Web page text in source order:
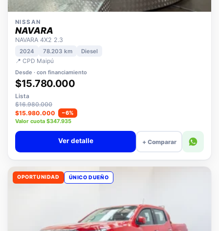
NISSAN
NAVARA
NAVARA 4X2 2.3
2024 78.203 km
📍 CPD Maipú
Desde · con financiamiento
$15.780.000
Lista
$16.980.000
$15.980.000
−6%
Valor cuota $347.935
+ Comparar
OPORTUNIDAD